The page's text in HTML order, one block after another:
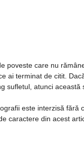
poveste care nu
ai terminat de citit.
sufletul, atunci această
este interzisă fără
caractere din acest